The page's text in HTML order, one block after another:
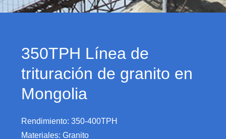
350TPH Línea de
trituración de granito en
Mongolia
Rendimiento: 350-400TPH
Materiales: Granito